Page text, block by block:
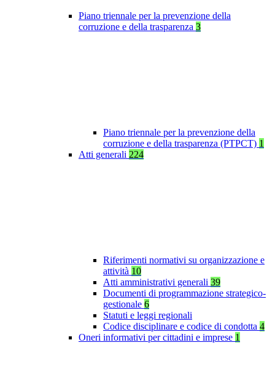
Piano triennale per la prevenzione della
corruzione e della trasparenza 3
Piano triennale per la prevenzione della
corruzione e della trasparenza (PTPCT) 1
Atti generali 224
Riferimenti normativi su organizzazione e
attività 10
Atti amministrativi generali 39
Documenti di programmazione strategico-
gestionale 6
Statuti e leggi regionali
Codice disciplinare e codice di condotta 4
Oneri informativi per cittadini e imprese 1